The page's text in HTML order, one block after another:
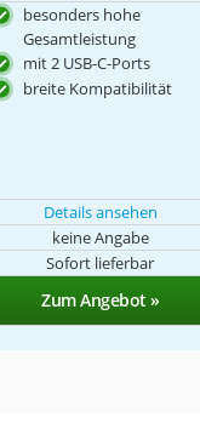
besonders hohe
Gesamtleistung
mit 2 USB-C-Ports
breite Kompatibilität
Details ansehen
keine Angabe
Sofort lieferbar
Zum Angebot »